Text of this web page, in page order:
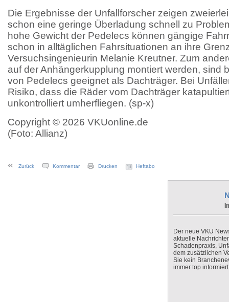
Die Ergebnisse der Unfallforscher zeigen
schon eine geringe Überladung schnell zu
hohe Gewicht der Pedelecs können gängige
schon in alltäglichen Fahrsituationen an ihre
Versuchsingenieurin Melanie Kreutner. Zum
auf der Anhängerkupplung montiert werden, sind
von Pedelecs geeignet als Dachträger. Bei
Risiko, dass die Räder vom Dachträger
unkontrolliert umherfliegen. (sp-x)
Copyright © 2026 VKUonline.de
(Foto: Allianz)
Zurück Kommentar Drucken Heftabo
Der neue VKU
aktuelle
Schadenpraxis,
dem zusätzlichen
Sie kein
immer top